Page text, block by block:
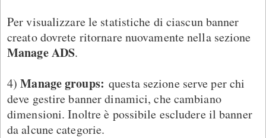
Per visualizzare le statistiche di ciascun banner
creato dovrete ritornare nuovamente nella sezione
Manage ADS.
4)Manage groups: questa sezione serve per chi
deve gestire banner dinamici, che cambiano
dimensioni. Inoltre è possibile escludere il banner
da alcune categorie.